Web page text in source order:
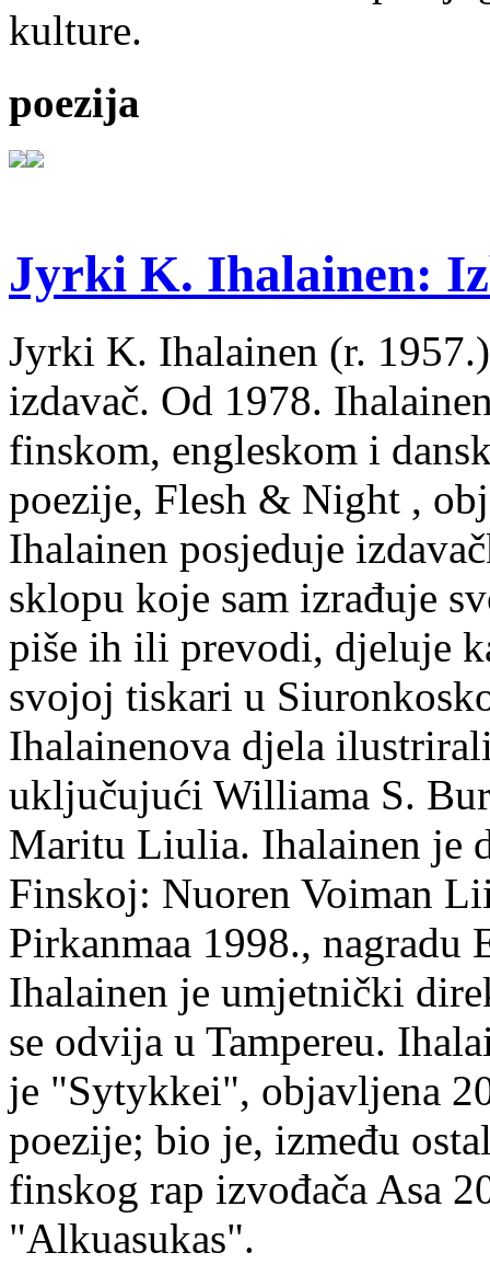
kulture.
poezija
Jyrki K. Ihalainen:
Jyrki K. Ihalainen (r.
izdavač. Od 1978.
finskom, engleskom i
poezije, Flesh & Night ,
Ihalainen posjeduje
sklopu koje sam izrađuje
piše ih ili prevodi, djeluje
svojoj tiskari u
Ihalainenova djela
uključujući Williama S.
Maritu Liulia. Ihalainen je
Finskoj: Nuoren Voiman
Pirkanmaa 1998.,
Ihalainen je umjetnički
se odvija u Tampereu.
je "Sytykkei", objavljena
poezije; bio je, između
finskog rap izvođača Asa
"Alkuasukas".